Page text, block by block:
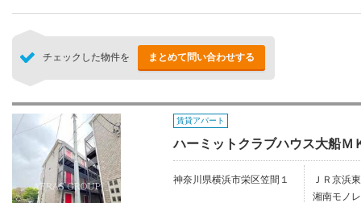
チェックした物件を まとめて問い合わせする
賃貸アパート
ハーミットクラブハウス大船Ｍ
神奈川県横浜市栄区笠間１
ＪＲ京浜
湘南モノ